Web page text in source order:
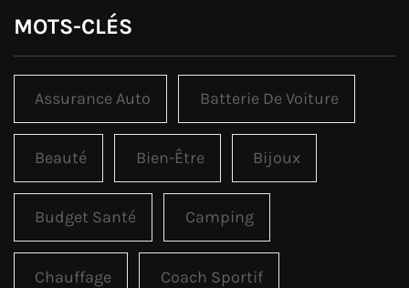
MOTS-CLÉS
Assurance Auto Batterie De Voiture
Beauté Bien-Être Bijoux
Budget Santé Camping
Chauffage Coach Sportif